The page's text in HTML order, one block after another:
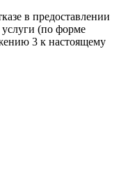
в предоставлении
(по форме
3 к настоящему